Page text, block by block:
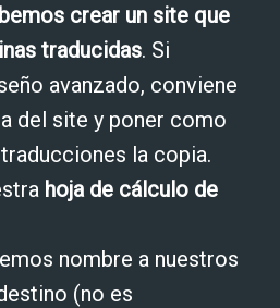
crear un site que
traducidas. Si
avanzado, conviene
del site y poner como
la copia.
hoja de cálculo de
nombre a nuestros
(no es